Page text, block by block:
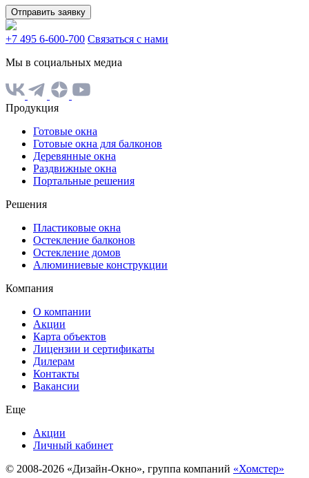
Отправить заявку
+7 495 6-600-700 Связаться с нами
Мы в социальных медиа
Продукция
Готовые окна
Готовые окна для балконов
Деревянные окна
Раздвижные окна
Портальные решения
Решения
Пластиковые окна
Остекление балконов
Остекление домов
Алюминиевые конструкции
Компания
О компании
Акции
Карта объектов
Лицензии и сертификаты
Дилерам
Контакты
Вакансии
Еще
Акции
Личный кабинет
© 2008-2026 «Дизайн-Окно», группа компаний «Хомстер»